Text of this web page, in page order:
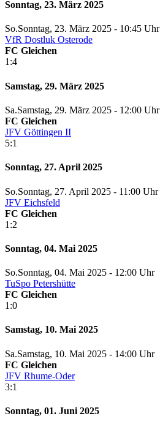
Sonntag, 23. März 2025
So.Sonntag, 23. März 2025 - 10:45 Uhr
VfR Dostluk Osterode
FC Gleichen
1:4
Samstag, 29. März 2025
Sa.Samstag, 29. März 2025 - 12:00 Uhr
FC Gleichen
JFV Göttingen II
5:1
Sonntag, 27. April 2025
So.Sonntag, 27. April 2025 - 11:00 Uhr
JFV Eichsfeld
FC Gleichen
1:2
Sonntag, 04. Mai 2025
So.Sonntag, 04. Mai 2025 - 12:00 Uhr
TuSpo Petershütte
FC Gleichen
1:0
Samstag, 10. Mai 2025
Sa.Samstag, 10. Mai 2025 - 14:00 Uhr
FC Gleichen
JFV Rhume-Oder
3:1
Sonntag, 01. Juni 2025